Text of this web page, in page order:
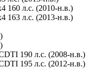
160 л.с. (2010-н.в.)
163 л.с. (2013-н.в.)
190 л.с. (2008-н.в.)
195 л.с. (2012-н.в.)